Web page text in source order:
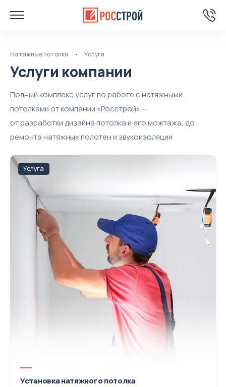
Натяжные потолки Услуги
Услуги компании
Полный комплекс услуг по работе с натяжными
потолками от компании «Росстрой» —
от разработки дизайна потолка и его можтажа, до
ремонта натяжных полотен и звукоизоляции
Услуга
Установка натяжного потолка